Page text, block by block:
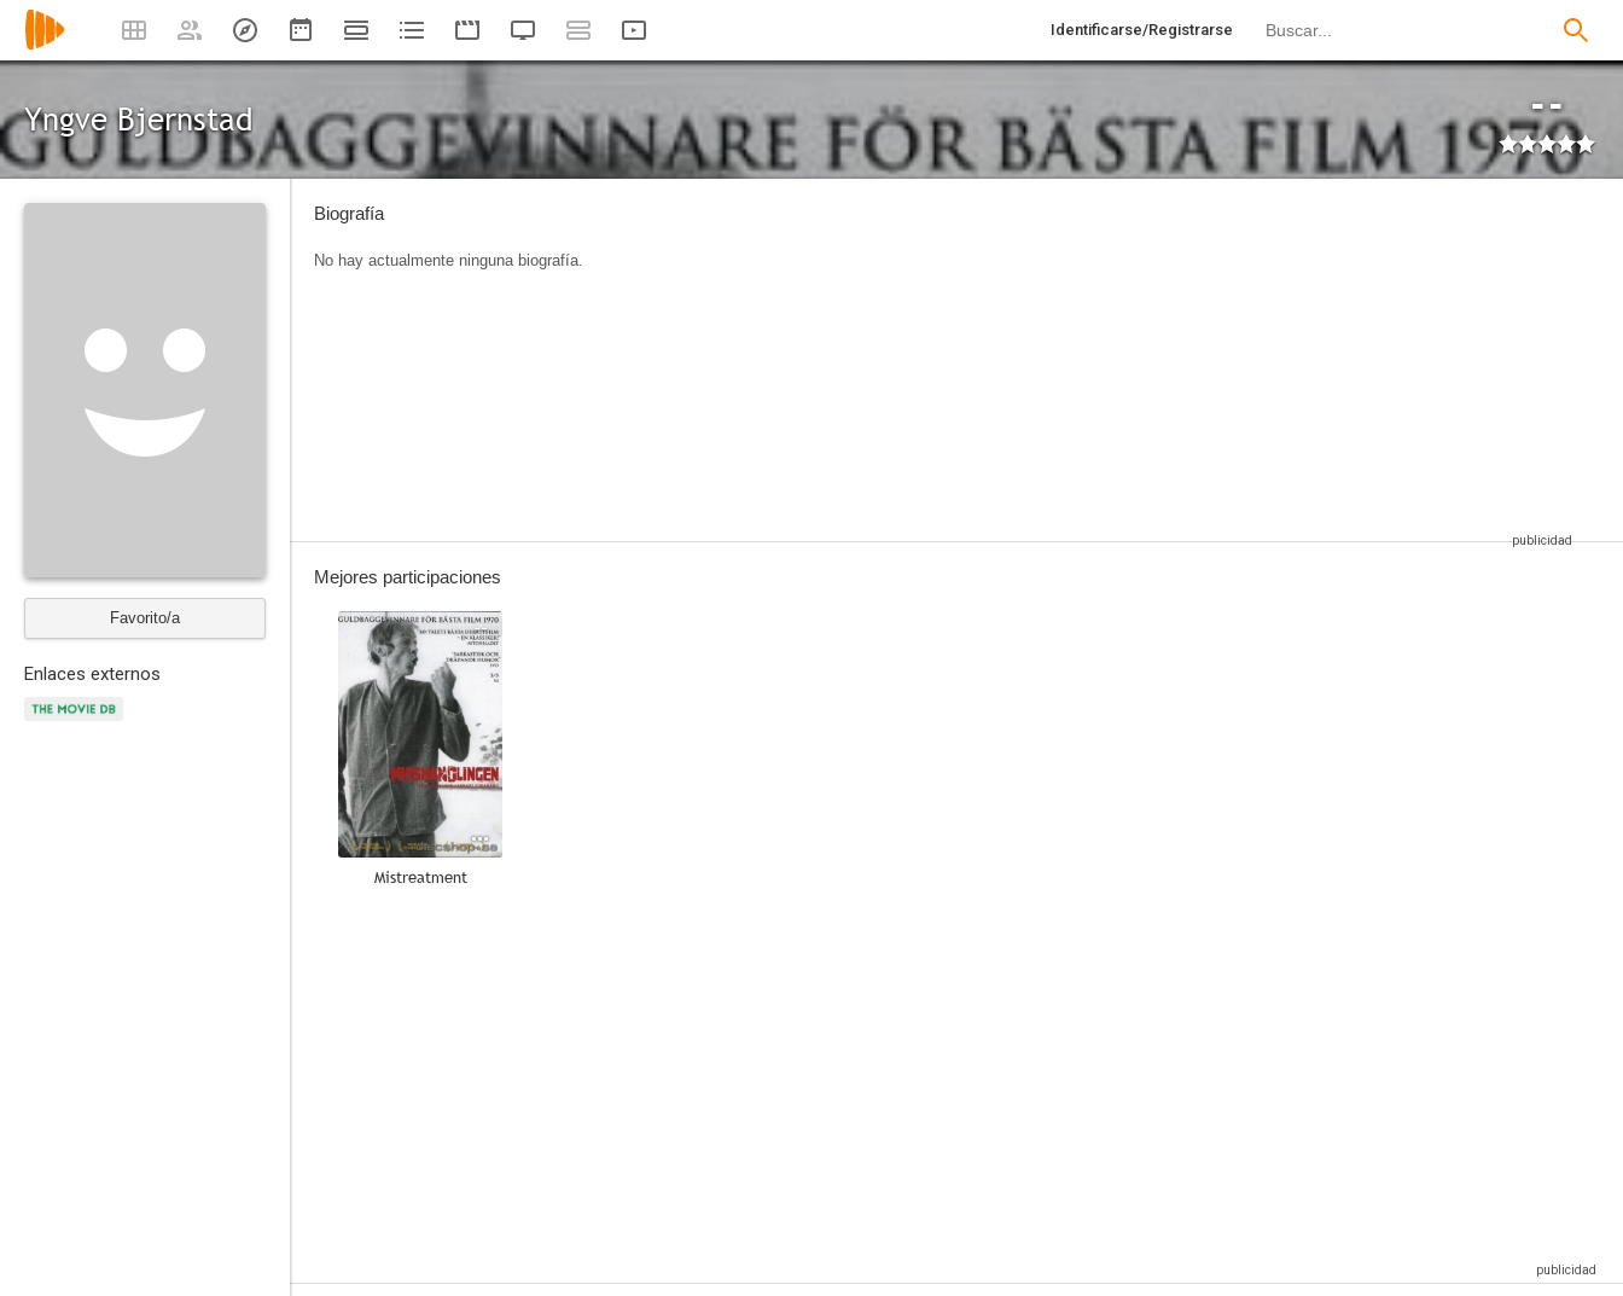
Identificarse/Registrarse
Yngve Bjernstad --
Favorito/a
Enlaces externos
Biografía
No hay actualmente ninguna biografía.
Mejores participaciones
--
Mistreatment